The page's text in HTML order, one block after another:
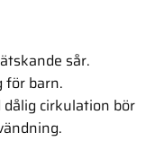
sår.
för barn.
dålig cirkulation bör